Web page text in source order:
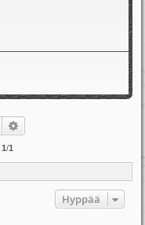
Etsi
1/1
Hyppää